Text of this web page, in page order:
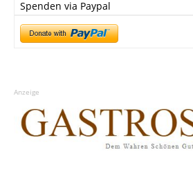
Spenden via Paypal
Anzeige